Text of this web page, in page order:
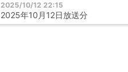
2025/10/12 22:15
2025年10月12日放送分